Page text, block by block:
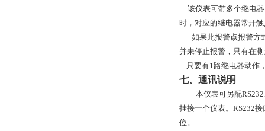
该仪表可带多个继电
时，对应的继电器常开
如果此报警点报警方
并未停止报警，只有在
只要有1路继电器动作
七、通讯说明
本仪表可另配
挂接一个仪表。RS232接
位。